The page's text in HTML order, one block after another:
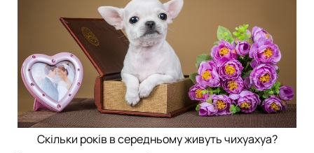
Скільки років в середньому живуть чихуахуа?